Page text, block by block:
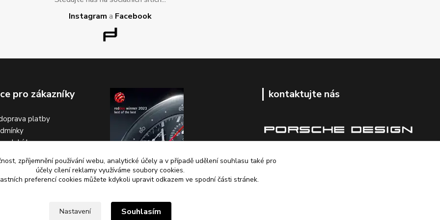
Instagram a Facebook
pro zákazníky
platby
dobírku
kontaktujte nás
+420 725 347 646
zpříjemnění používání webu, analytické účely a v případě udělení souhlasu také pro
účely cílení reklamy využíváme soubory cookies.
preferencí cookies můžete kdykoli upravit odkazem ve spodní části stránek.
Nastavení Souhlasím